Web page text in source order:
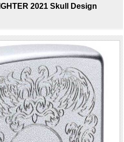
2021 Skull Design